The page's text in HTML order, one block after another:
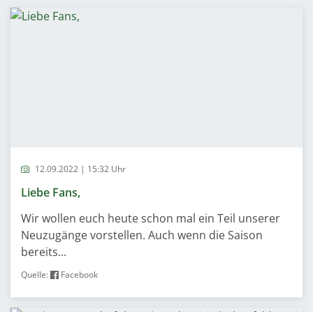
12.09.2022 | 15:32 Uhr
Liebe Fans,
Wir wollen euch heute schon mal ein Teil unserer
Neuzugänge vorstellen. Auch wenn die Saison
bereits...
Quelle: Facebook